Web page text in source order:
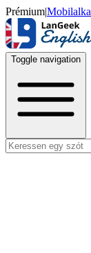
Prémium|
Toggle navigation